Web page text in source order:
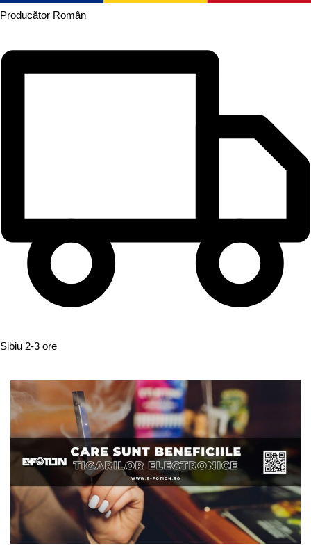
Producător Român
Sibiu 2-3 ore